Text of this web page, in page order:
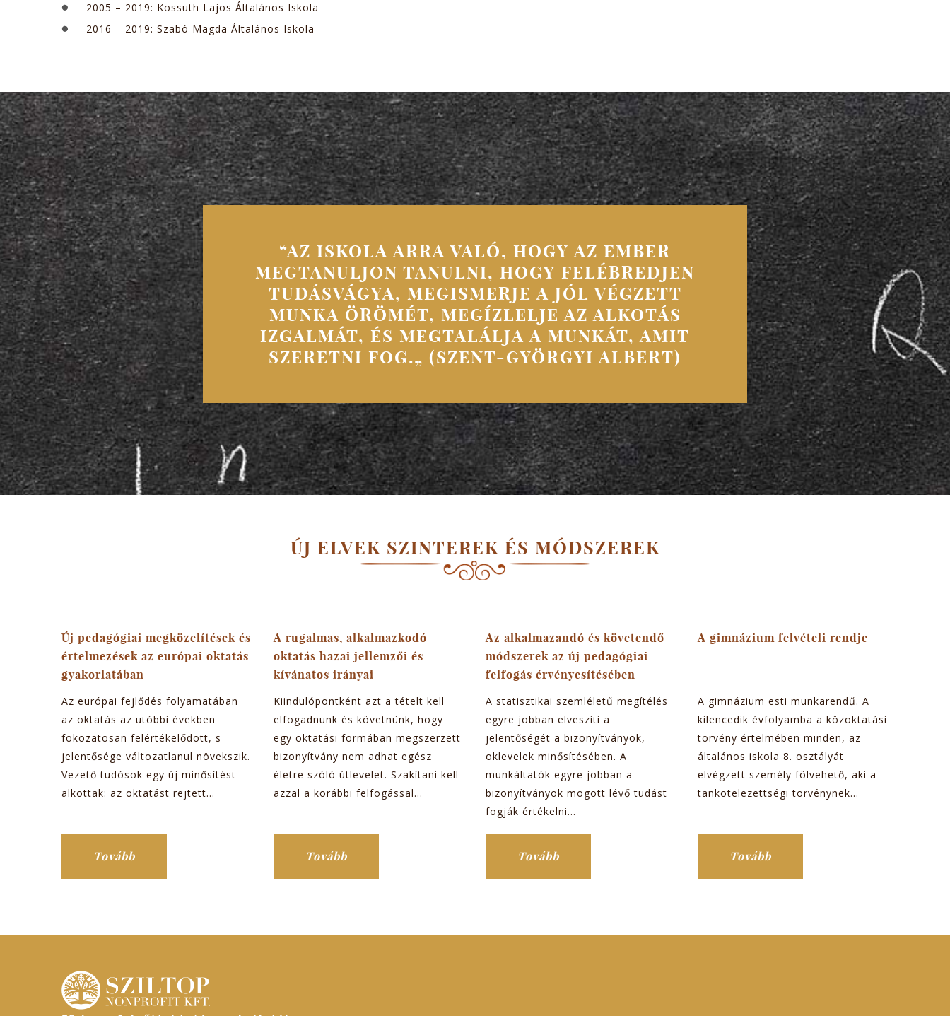
2005 – 2019: Kossuth Lajos Általános Iskola
2016 – 2019: Szabó Magda Általános Iskola
“AZ ISKOLA ARRA VALÓ, HOGY AZ EMBER
MEGTANULJON TANULNI, HOGY FELÉBREDJEN
TUDÁSVÁGYA, MEGISMERJE A JÓL VÉGZETT
MUNKA ÖRÖMÉT, MEGÍZLELJE AZ ALKOTÁS
IZGALMÁT, ÉS MEGTALÁLJA A MUNKÁT, AMIT
SZERETNI FOG.„ (SZENT-GYÖRGYI ALBERT)
ÚJ ELVEK SZINTEREK ÉS MÓDSZEREK
Új pedagógiai megközelítések és
értelmezések az európai oktatás
gyakorlatában
Az európai fejlődés folyamatában
az oktatás az utóbbi években
fokozatosan felértékelődött, s
jelentősége változatlanul növekszik.
Vezető tudósok egy új minősítést
alkottak: az oktatást rejtett...
Tovább
A rugalmas, alkalmazkodó
oktatás hazai jellemzői és
kívánatos irányai
Kiindulópontként azt a tételt kell
elfogadnunk és követnünk, hogy
egy oktatási formában megszerzett
bizonyítvány nem adhat egész
életre szóló útlevelet. Szakítani kell
azzal a korábbi felfogással...
Tovább
Az alkalmazandó és követendő
módszerek az új pedagógiai
felfogás érvényesítésében
A statisztikai szemléletű megítélés
egyre jobban elveszíti a
jelentőségét a bizonyítványok,
oklevelek minősítésében. A
munkáltatók egyre jobban a
bizonyítványok mögött lévő tudást
fogják értékelni...
Tovább
A gimnázium felvételi rendje
A gimnázium esti munkarendű. A
kilencedik évfolyamba a közoktatási
törvény értelmében minden, az
általános iskola 8. osztályát
elvégzett személy fölvehető, aki a
tankötelezettségi törvénynek...
Tovább